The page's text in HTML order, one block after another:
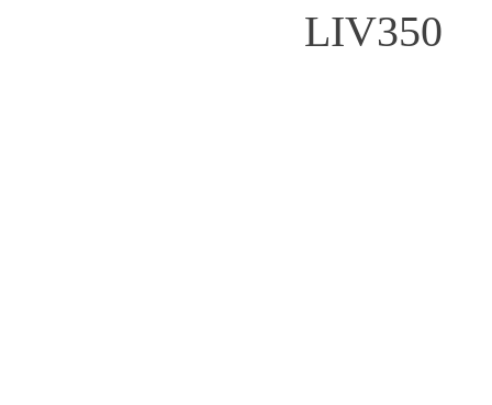
LIV350